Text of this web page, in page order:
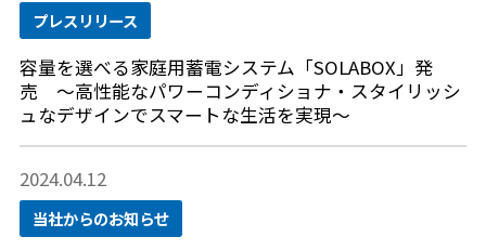
プレスリリース
容量を選べる家庭用蓄電システム「SOLABOX」発
売 ～高性能なパワーコンディショナ・スタイリッシ
ュなデザインでスマートな生活を実現～
2024.04.12
当社からのお知らせ